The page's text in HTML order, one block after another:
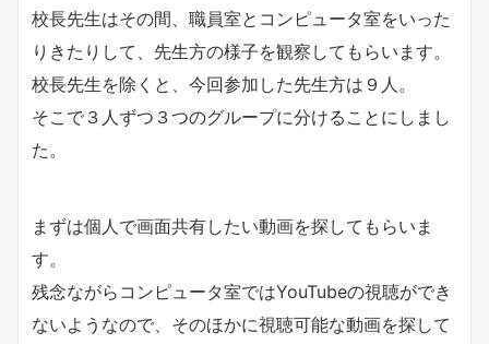
校長先生はその間、職員室とコンピュータ室をいった
りきたりして、先生方の様子を観察してもらいます。
校長先生を除くと、今回参加した先生方は９人。
そこで３人ずつ３つのグループに分けることにしまし
た。
まずは個人で画面共有したい動画を探してもらいま
す。
残念ながらコンピュータ室ではYouTubeの視聴ができ
ないようなので、そのほかに視聴可能な動画を探して